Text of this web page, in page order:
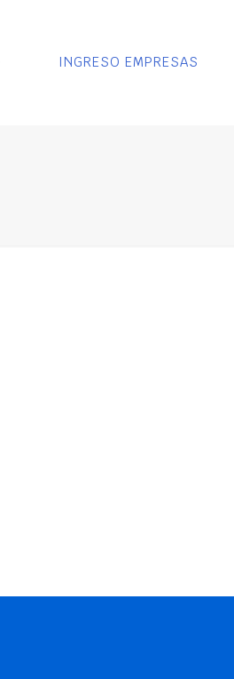
INGRESO EMPRESAS